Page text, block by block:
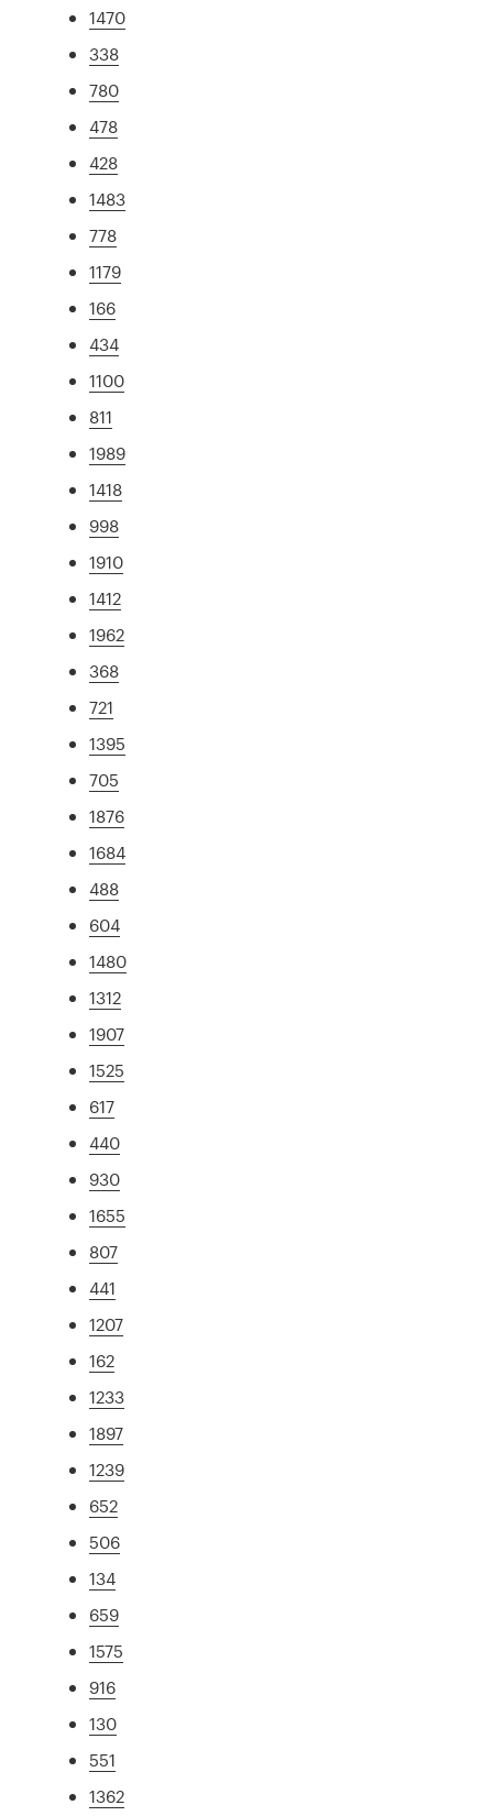
1470
338
780
478
428
1483
778
1179
166
434
1100
811
1989
1418
998
1910
1412
1962
368
721
1395
705
1876
1684
488
604
1480
1312
1907
1525
617
440
930
1655
807
441
1207
162
1233
1897
1239
652
506
134
659
1575
916
130
551
1362